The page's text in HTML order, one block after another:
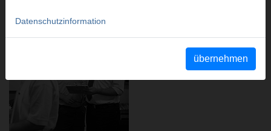
Datenschutzinformation
übernehmen